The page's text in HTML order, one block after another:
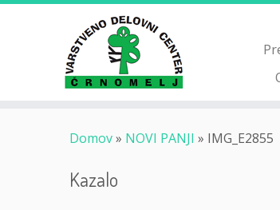
Skoči
Domov» NOVI PANJI » IMG_E2855
Kazalo